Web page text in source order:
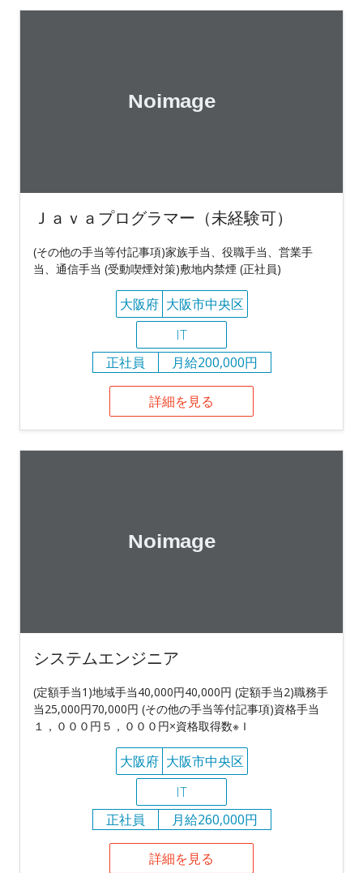
Ｊａｖａプログラマー（未経験可）
(その他の手当等付記事項)家族手当、役職手当、営業手
当、通信手当 (受動喫煙対策)敷地内禁煙 (正社員)
大阪府 大阪市中央区
IT
正社員
月給200,000円
詳細を見る
システムエンジニア
(定額手当1)地域手当40,000円40,000円 (定額手当2)職務手
当25,000円70,000円 (その他の手当等付記事項)資格手当
１，０００円５，０００円×資格取得数※Ｉ
大阪府 大阪市中央区
IT
正社員
月給260,000円
詳細を見る